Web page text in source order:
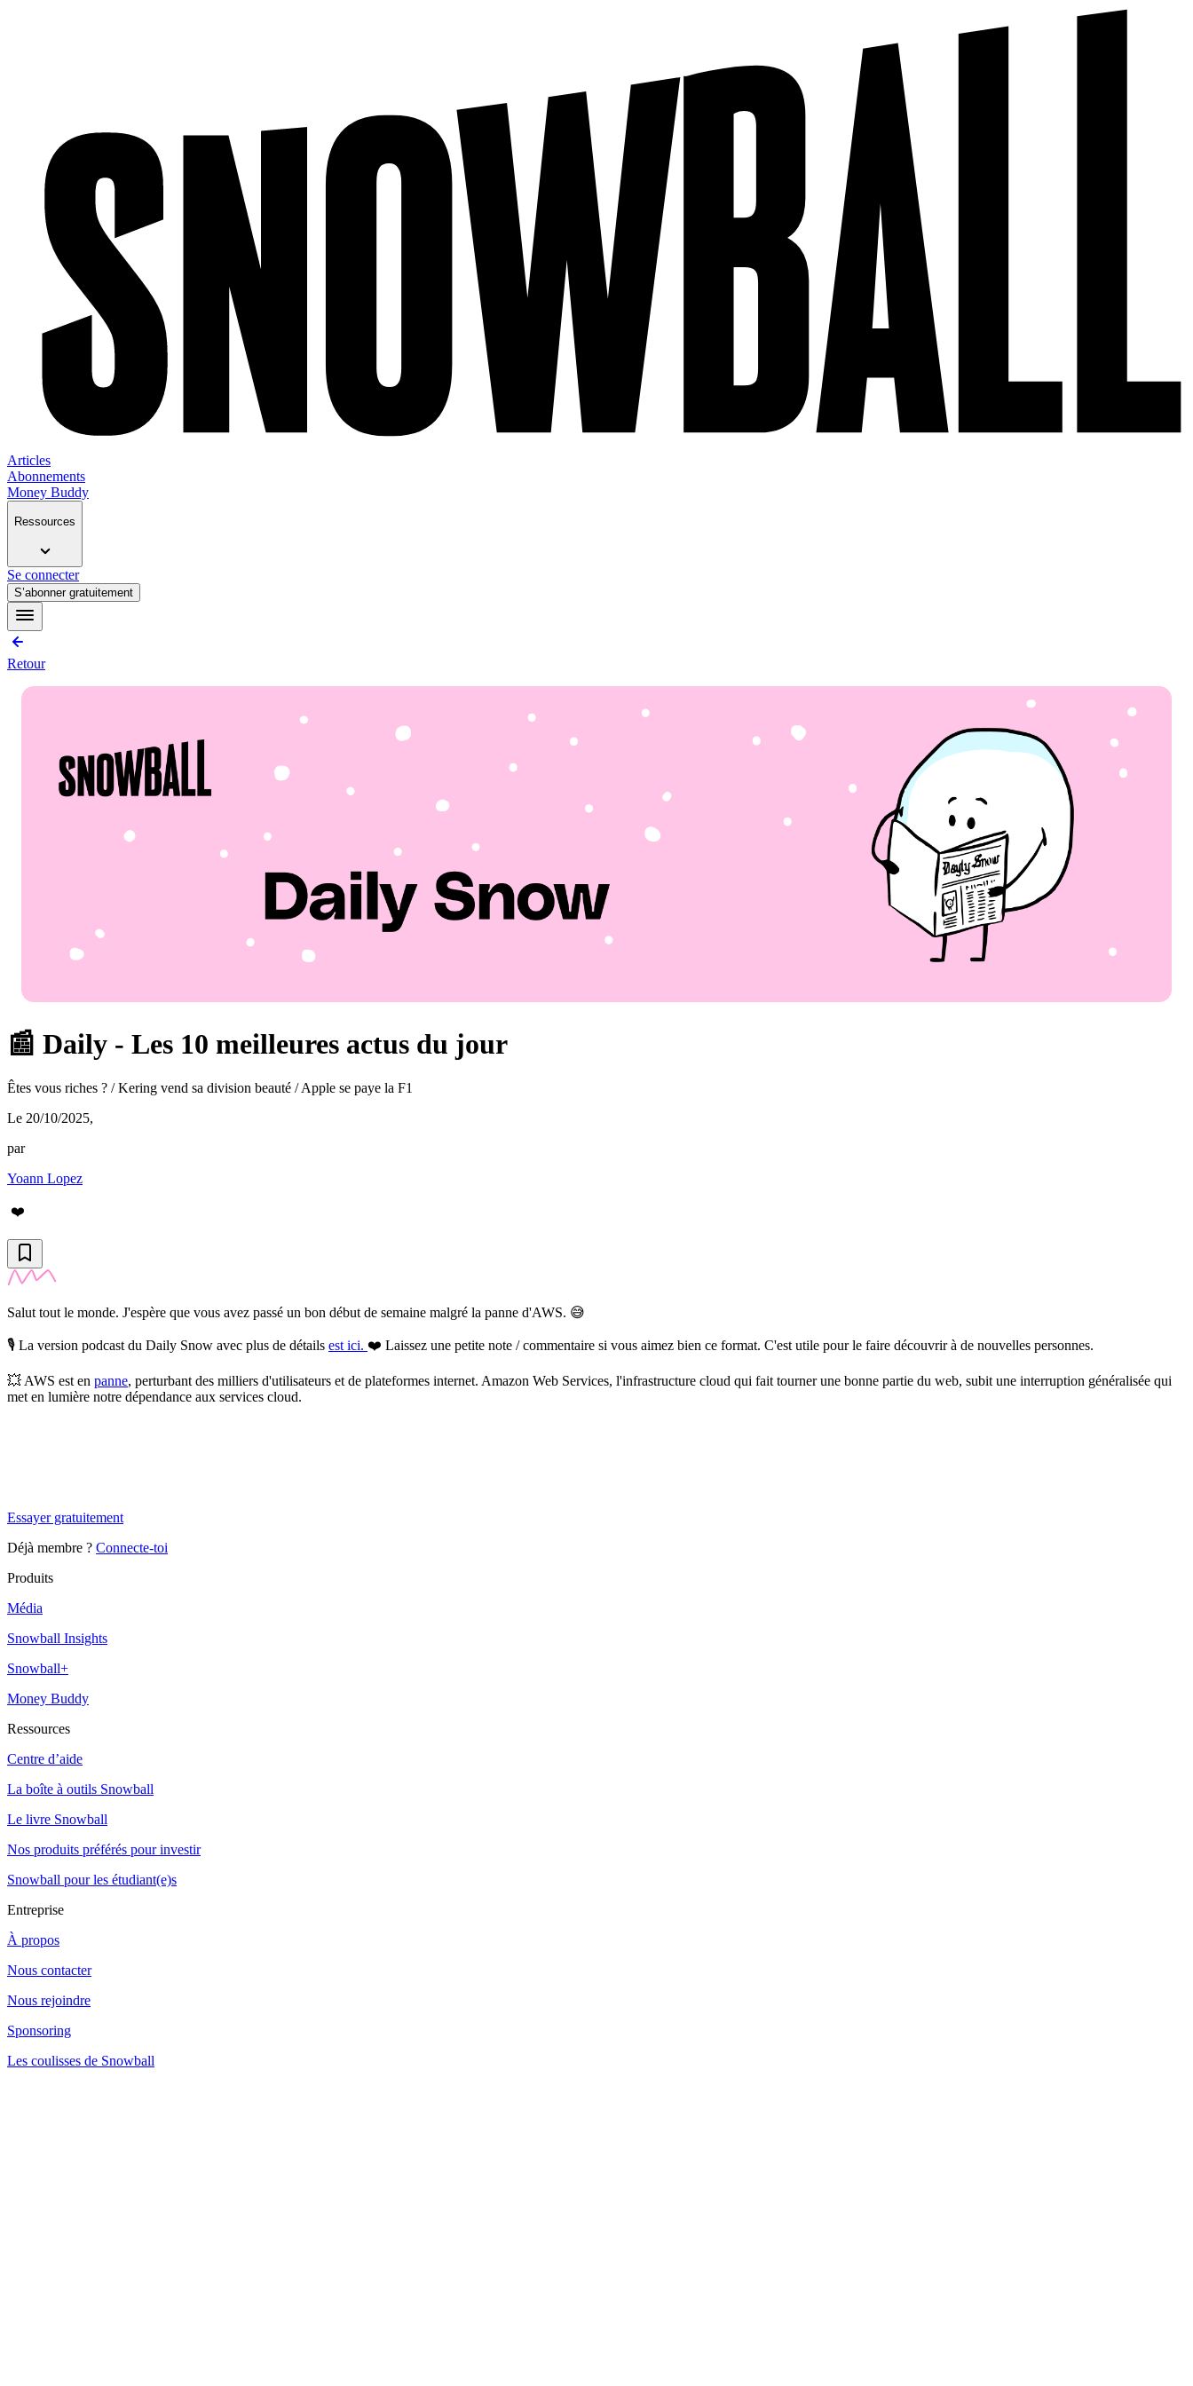
Articles
Abonnements
Money Buddy
Ressources
Se connecter
S’abonner gratuitement
Retour
📰 Daily - Les 10 meilleures actus du jour
Êtes vous riches ? / Kering vend sa division beauté / Apple se paye la F1
Le 20/10/2025,
par
Yoann Lopez
❤️
Salut tout le monde. J'espère que vous avez passé un bon début de semaine malgré la panne d'AWS. 😅
🎙️ La version podcast du Daily Snow avec plus de détails est ici. ❤️ Laissez une petite note / commentaire si vous aimez bien ce format. C'est utile pour le faire découvrir à de nouvelles personnes.
💥 AWS est en panne, perturbant des milliers d'utilisateurs et de plateformes internet. Amazon Web Services, l'infrastructure cloud qui fait tourner une bonne partie du web, subit une interruption généralisée qui
met en lumière notre dépendance aux services cloud.
Essayer gratuitement
Déjà membre ? Connecte-toi
Produits
Média
Snowball Insights
Snowball+
Money Buddy
Ressources
Centre d’aide
La boîte à outils Snowball
Le livre Snowball
Nos produits préférés pour investir
Snowball pour les étudiant(e)s
Entreprise
À propos
Nous contacter
Nous rejoindre
Sponsoring
Les coulisses de Snowball